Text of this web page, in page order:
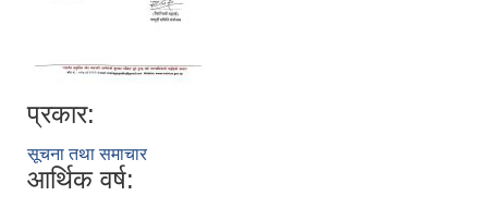
प्रकार:
सूचना तथा समाचार
आर्थिक वर्ष: